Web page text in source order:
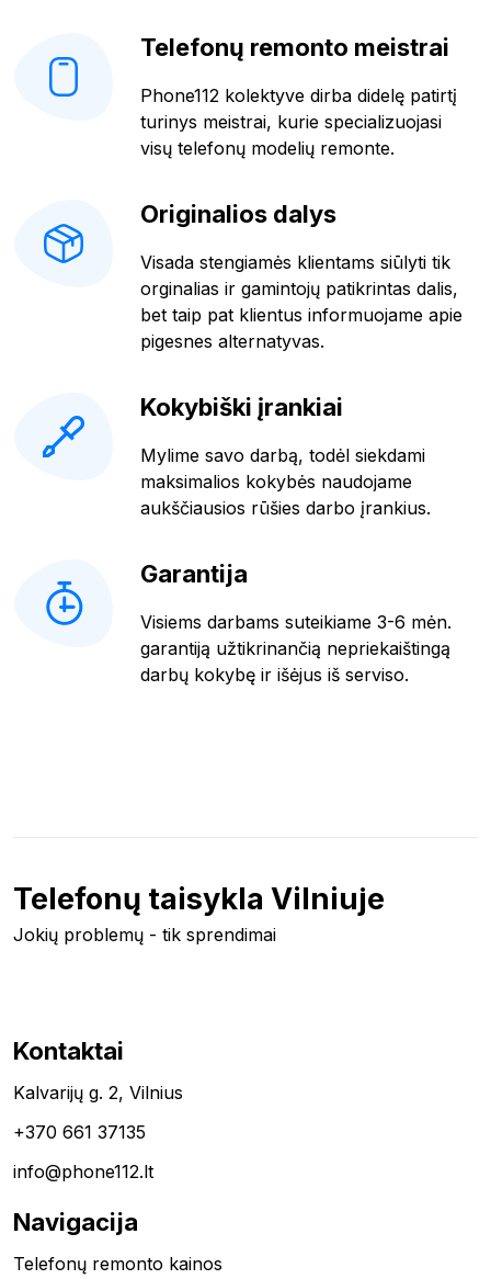
Telefonų remonto meistrai
Phone112 kolektyve dirba didelę patirtį
turinys meistrai, kurie specializuojasi
visų telefonų modelių remonte.
Originalios dalys
Visada stengiamės klientams siūlyti tik
orginalias ir gamintojų patikrintas dalis,
bet taip pat klientus informuojame apie
pigesnes alternatyvas.
Kokybiški įrankiai
Mylime savo darbą, todėl siekdami
maksimalios kokybės naudojame
aukščiausios rūšies darbo įrankius.
Garantija
Visiems darbams suteikiame 3-6 mėn.
garantiją užtikrinančią nepriekaištingą
darbų kokybę ir išėjus iš serviso.
Telefonų taisykla Vilniuje
Jokių problemų - tik sprendimai
Kontaktai
Kalvarijų g. 2, Vilnius
+370 661 37135
info@phone112.lt
Navigacija
Telefonų remonto kainos